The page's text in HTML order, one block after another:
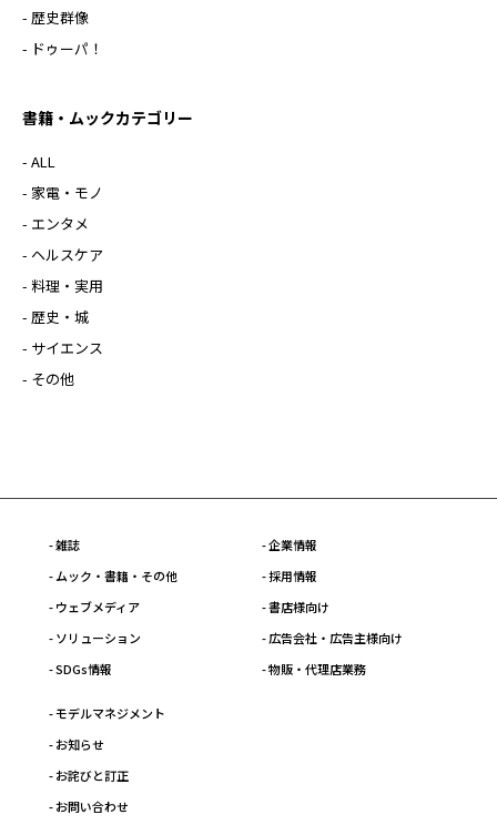
- 歴史群像
- ドゥーパ！
書籍・ムックカテゴリー
- ALL
- 家電・モノ
- エンタメ
- ヘルスケア
- 料理・実用
- 歴史・城
- サイエンス
- その他
- 雑誌
- ムック・書籍・その他
- ウェブメディア
- ソリューション
- SDGs情報
- 企業情報
- 採用情報
- 書店様向け
- 広告会社・広告主様向け
- 物販・代理店業務
- モデルマネジメント
- お知らせ
- お詫びと訂正
- お問い合わせ